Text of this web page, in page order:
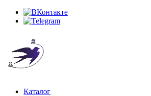
Каталог